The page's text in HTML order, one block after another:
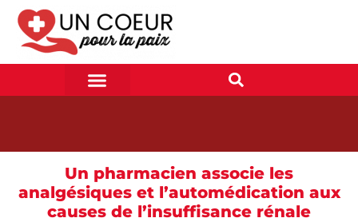
Un pharmacien associe les
analgésiques et l’automédication aux
causes de l’insuffisance rénale